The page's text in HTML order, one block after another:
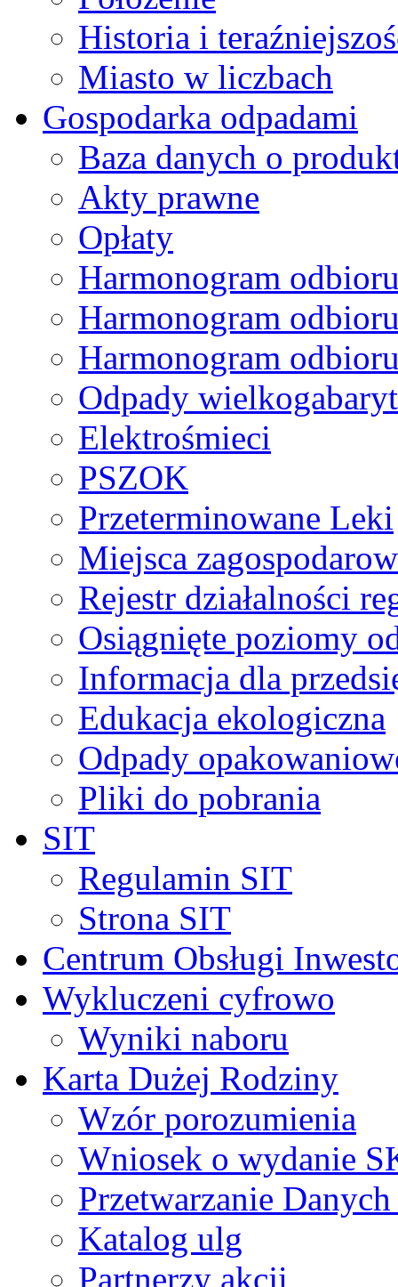
Historia i
Miasto w liczbach
Gospodarka odpadami
Baza danych o
Akty prawne
Opłaty
Harmonogram
Harmonogram
Harmonogram
Odpady
Elektrośmieci
PSZOK
Przeterminowane Leki
Miejsca
Rejestr działalności
Osiągnięte poziomy
Informacja dla
Edukacja ekologiczna
Odpady
Pliki do pobrania
SIT
Regulamin SIT
Strona SIT
Centrum Obsługi
Wykluczeni cyfrowo
Wyniki naboru
Karta Dużej Rodziny
Wzór porozumienia
Wniosek o wydanie
Przetwarzanie
Katalog ulg
Partnerzy akcji